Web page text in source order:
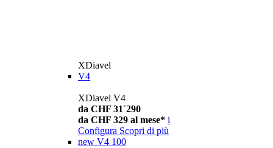
XDiavel
V4
XDiavel V4
da CHF 31´290
da CHF 329 al mese* i
Configura Scopri di più
new V4 100